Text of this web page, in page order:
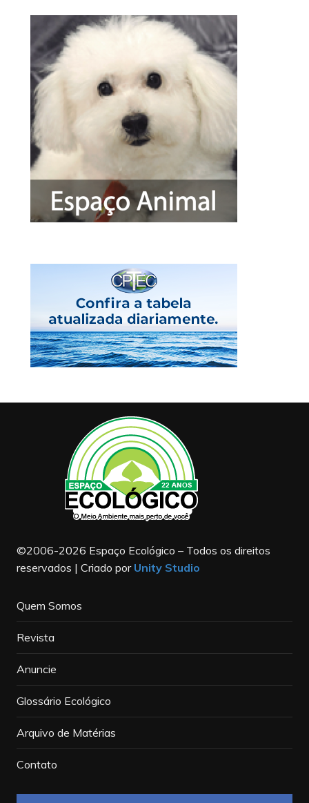
©2006-2026 Espaço Ecológico – Todos os direitos
reservados | Criado por Unity Studio
Quem Somos
Revista
Anuncie
Glossário Ecológico
Arquivo de Matérias
Contato